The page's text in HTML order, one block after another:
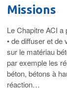
Missions
Le Chapitre ACI a
• de diffuser et
sur le matériau
par exemple les
béton, bétons à
réaction…